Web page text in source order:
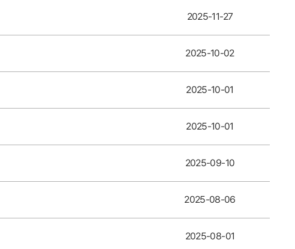
2025-11-27
2025-10-02
2025-10-01
2025-10-01
2025-09-10
2025-08-06
2025-08-01